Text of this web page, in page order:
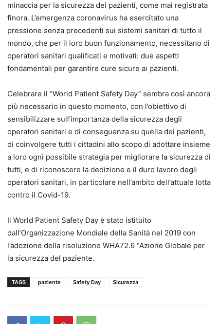
minaccia per la sicurezza dei pazienti, come mai registrata
finora. L’emergenza coronavirus ha esercitato una
pressione senza precedenti sui sistemi sanitari di tutto il
mondo, che per il loro buon funzionamento, necessitano di
operatori sanitari qualificati e motivati: due aspetti
fondamentali per garantire cure sicure ai pazienti.
Celebrare il “World Patient Safety Day” sembra così ancora
più necessario in questo momento, con l’obiettivo di
sensibilizzare sull’importanza della sicurezza degli
operatori sanitari e di conseguenza su quella dei pazienti,
di coinvolgere tutti i cittadini allo scopo di adottare insieme
a loro ogni possibile strategia per migliorare la sicurezza di
tutti, e di riconoscere la dedizione e il duro lavoro degli
operatori sanitari, in particolare nell’ambito dell’attuale lotta
contro il Covid-19.
Il World Patient Safety Day è stato istituito
dall’Organizzazione Mondiale della Sanità nel 2019 con
l’adozione della risoluzione WHA72.6 “Azione Globale per
la sicurezza del paziente.
TAGS paziente Safety Day Sicurezza